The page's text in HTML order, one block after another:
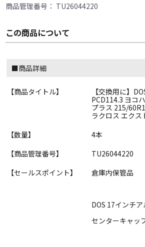
商品管理番号： TU26044220
この商品について
■商品詳細
【商品タイトル】
【交換用に】
PCD114.3 ヨコ
プラス 215/
ラクロス エクス
【数量】
4本
【商品管理番号】
TU26044220
【セールスポイント】
倉庫内保管品
DOS 17インチ
センターキャッ